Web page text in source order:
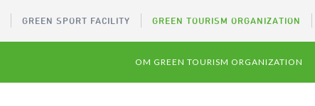
GREEN SPORT FACILITY GREEN TOURISM ORGANIZATION
OM GREEN TOURISM ORGANIZATION